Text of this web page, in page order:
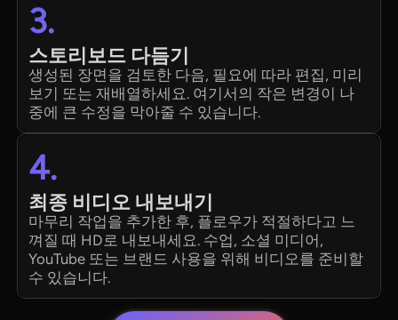
3.
스토리보드 다듬기
생성된 장면을 검토한 다음, 필요에 따라 편집, 미리
보기 또는 재배열하세요. 여기서의 작은 변경이 나
중에 큰 수정을 막아줄 수 있습니다.
4.
최종 비디오 내보내기
마무리 작업을 추가한 후, 플로우가 적절하다고 느
껴질 때 HD로 내보내세요. 수업, 소셜 미디어,
YouTube 또는 브랜드 사용을 위해 비디오를 준비할
수 있습니다.